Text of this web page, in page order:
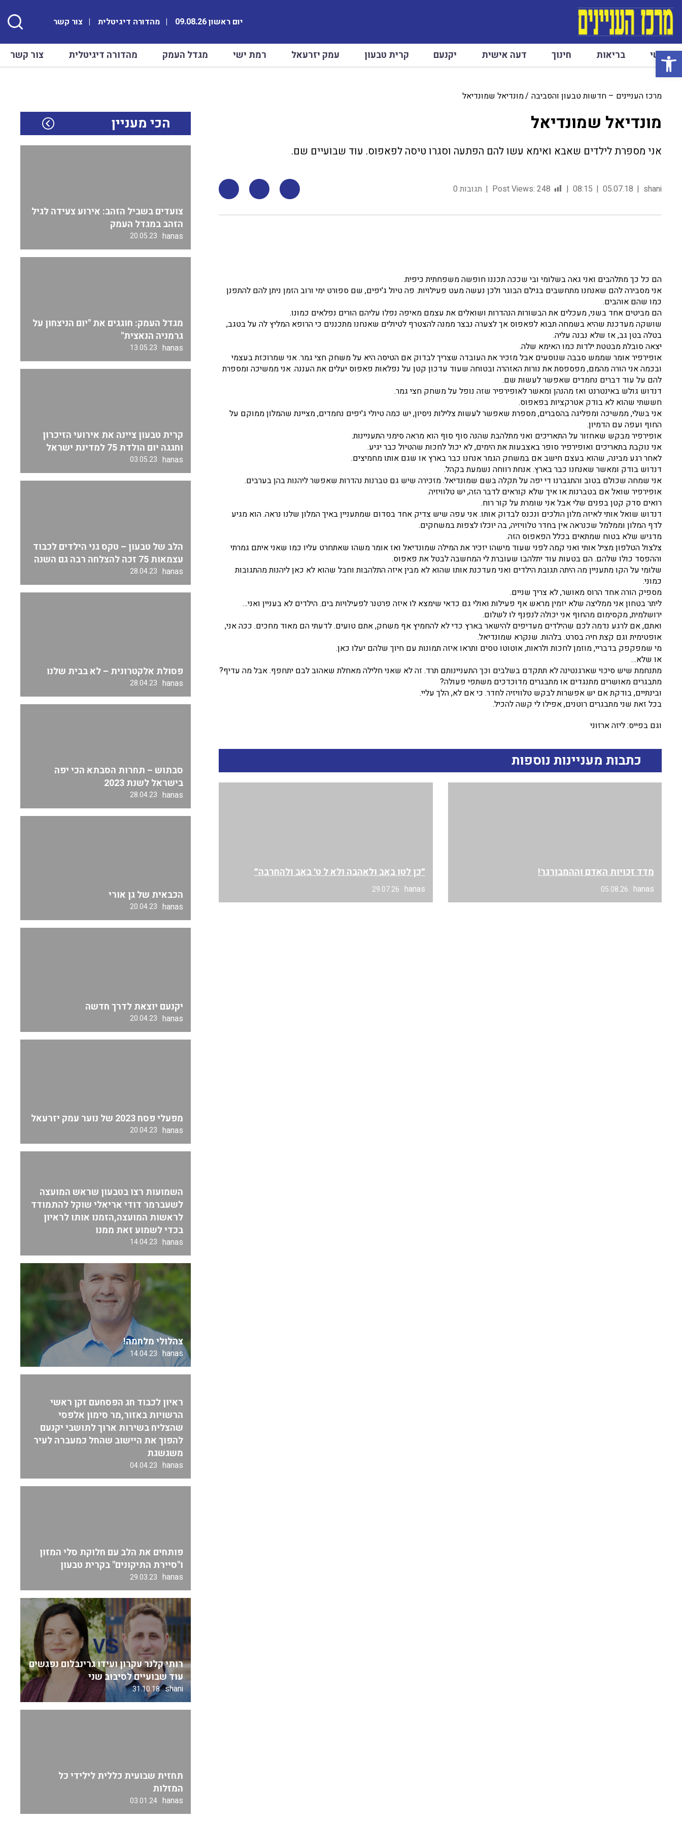
פתח סרגל נגישות
יום ראשון 09.08.26 מהדורה דיגיטלית צור קשר
ראשי בריאות חינוך דעה אישית יקנעם קרית טבעון עמק יזרעאל רמת ישי מגדל העמק מהדורה דיגיטלית צור קשר
מרכז העניינים – חדשות טבעון והסביבה מונדיאל שמונדיאל
מונדיאל שמונדיאל
אני מספרת לילדים שאבא ואימא עשו להם הפתעה וסגרו טיסה לפאפוס. עוד שבועיים שם.
shani
05.07.18
08:15
Post Views: 248 תגובות 0
הם כל כך מתלהבים ואני גאה בשלומי ובי שככה תכננו חופשה משפחתית כיפית.
אני מסבירה להם שאנחנו מתחשבים בגילם הבוגר ולכן נעשה מעט פעילויות. פה טיול ג'יפים, שם ספורט ימי ורוב הזמן ניתן להם להתפנן
כמו שהם אוהבים.
הם מביטים אחד בשני, מעכלים את הבשורות הנהדרות ושואלים את עצמם מאיפה נפלו עליהם הורים נפלאים כמונו.
שושקה מעדכנת שהיא בשמחה תבוא לפאפוס אך לצערה נבצר ממנה להצטרף לטיולים שאנחנו מתכננים כי הרופא המליץ לה על בטגב,
בטלה בטן גב, אז שלא נבנה עליה.
יצאה סובלת מבטטת ילדות כמו האימא שלה.
אופירפיר אומר שממש סבבה שנוסעים אבל מזכיר את העובדה שצריך לבדוק אם הטיסה היא על משחק חצי גמר. אני שמרוכזת בעצמי
ובכמה אני הורה מהמם, מפספסת את נורות האזהרה ובטוחה שעוד עדכון קטן על נפלאות פאפוס יעלים את העננה. אני ממשיכה ומספרת
להם על עוד דברים נחמדים שאפשר לעשות שם.
דנדוש גולש באינטרנט ואז מהנהן ומאשר לאופירפיר שזה נופל על משחק חצי גמר.
חששתי שהוא לא בודק אטרקציות בפאפוס.
אני בשלי, ממשיכה ומפליגה בהסברים, מספרת שאפשר לעשות צלילות ניסיון, יש כמה טיולי ג'יפים נחמדים, מציינת שהמלון ממוקם על
החוף ועפה עם הדמיון.
אופירפיר מבקש שאחזור על התאריכים ואני מתלהבת שהנה סוף סוף הוא מראה סימני התעניינות.
אני נוקבת בתאריכים ואופירפיר סופר באצבעות את הימים, לא יכול לחכות שהטיול כבר יגיע.
לאחר רגע מבינה, שהוא בעצם חישב אם במשחק הגמר אנחנו כבר בארץ או שגם אותו מחמיצים.
דנדוש בודק ומאשר שאנחנו כבר בארץ. אנחת רווחה נשמעת בקהל.
אני שמחה שכולם בטוב והתגברנו די יפה על תקלה בשם שמונדיאל. מזכירה שיש גם טברנות נהדרות שאפשר ליהנות בהן בערבים.
אופירפיר שואל אם בטברנות או איך שלא קוראים לדבר הזה, יש טלוויזיה.
רואים סדק קטן בפנים שלי אבל אני שומרת על קור רוח.
דנדוש שואל אותי לאיזה מלון הולכים ונכנס לבדוק אותו. אני עפה שיש צדיק אחד בסדום שמתעניין באיך המלון שלנו נראה. הוא מגיע
לדף המלון וממלמל שכנראה אין בחדר טלוויזיה, בה יוכלו לצפות במשחקים.
מדגיש שלא בטוח שמתאים בכלל הפאפוס הזה.
צלצול הטלפון מציל אותי ואני קמה לפני שעוד מישהו יזכיר את המילה שמונדיאל ואז אומר משהו שאתחרט עליו כמו שאני איתם גמרתי
וההפסד כולו שלהם. הם בטעות עוד יתלהבו שעוברת לי המחשבה לבטל את פאפוס.
שלומי על הקו מתעניין מה היתה תגובת הילדים ואני מעדכנת אותו שהוא לא מבין איזה התלהבות וחבל שהוא לא כאן ליהנות מהתגובות
כמוני.
מספיק הורה אחד הרוס מאושר, לא צריך שניים.
ליתר בטחון אני ממליצה שלא יזמין מראש אף פעילות ואולי גם כדאי שימצא לו איזה פרטנר לפעילויות בים. הילדים לא בעניין ואני…
ירושלמית, מקסימום מהחוף אני יכולה לנפנף לו לשלום.
ואתם, אם לרגע נדמה לכם שהילדים מעדיפים להישאר בארץ כדי לא להחמיץ אף משחק, אתם טועים. לדעתי הם מאוד מחכים. ככה אני,
אופטימית וגם קצת חיה בסרט. בלהות. שנקרא שמונדיאל.
מי שמפקפק בדבריי, מוזמן לחכות ולראות, אוטוטו טסים ותראו איזה תמונות עם חיוך שלהם יעלו כאן.
או שלא…
מתנחמת שיש סיכוי שארגנטינה לא תתקדם בשלבים וכך התעניינותם תרד. זה לא שאני חלילה מאחלת שאהוב לבם יתחפף. אבל מה עדיף?
מתבגרים מאושרים מתנגדים או מתבגרים מדוכדכים משתפי פעולה?
ובינתיים, בודקת אם יש אפשרות לבקש טלוויזיה לחדר. כי אם לא, הלך עליי.
בכל זאת שני מתבגרים רוטנים, אפילו לי קשה להכיל.
וגם בפייס: ליזה ארזוני
כתבות מעניינות נוספות
מדד זכויות האדם וההמבורגר!
hanas
05.08.26
״כן לטו באב ולאהבה ולא ל ט׳ באב ולהחרבה״
hanas
29.07.26
הכי מעניין
צועדים בשביל הזהב: אירוע צעידה לגיל
הזהב במגדל העמק
hanas
20.05.23
מגדל העמק: חוגגים את "יום הניצחון על
גרמניה הנאצית"
hanas
13.05.23
קרית טבעון ציינה את אירועי הזיכרון
וחגגה יום הולדת 75 למדינת ישראל
hanas
03.05.23
הלב של טבעון – טקס גני הילדים לכבוד
עצמאות 75 זכה להצלחה רבה גם השנה
hanas
28.04.23
פסולת אלקטרונית – לא בבית שלנו
hanas
28.04.23
סבתוש – תחרות הסבתא הכי יפה
בישראל לשנת 2023
hanas
28.04.23
הכבאית של גן אורי
hanas
20.04.23
יקנעם יוצאת לדרך חדשה
hanas
20.04.23
מפעלי פסח 2023 של נוער עמק יזרעאל
hanas
20.04.23
השמועות רצו בטבעון שראש המועצה
לשעברמר דודי אריאלי שוקל להתמודד
לראשות המועצה,הזמנו אותו לראיון
בכדי לשמוע זאת ממנו
hanas
14.04.23
צהלולי מלחמה!
hanas
14.04.23
ראיון לכבוד חג הפסחעם זקן ראשי
הרשויות באזור,מר סימון אלפסי
שהצליח בשירות ארוך לתושבי יקנעם
להפוך את היישוב שהחל כמעברה לעיר
משגשגת
hanas
04.04.23
פותחים את הלב עם חלוקת סלי המזון
ו"סיירת התיקונים" בקרית טבעון
hanas
29.03.23
רותי קלנר עקרון ועידו גרינבלום נפגשים
עוד שבועיים לסיבוב שני
shani
31.10.18
תחזית שבועית כללית לילידי כל
המזלות
hanas
03.01.24